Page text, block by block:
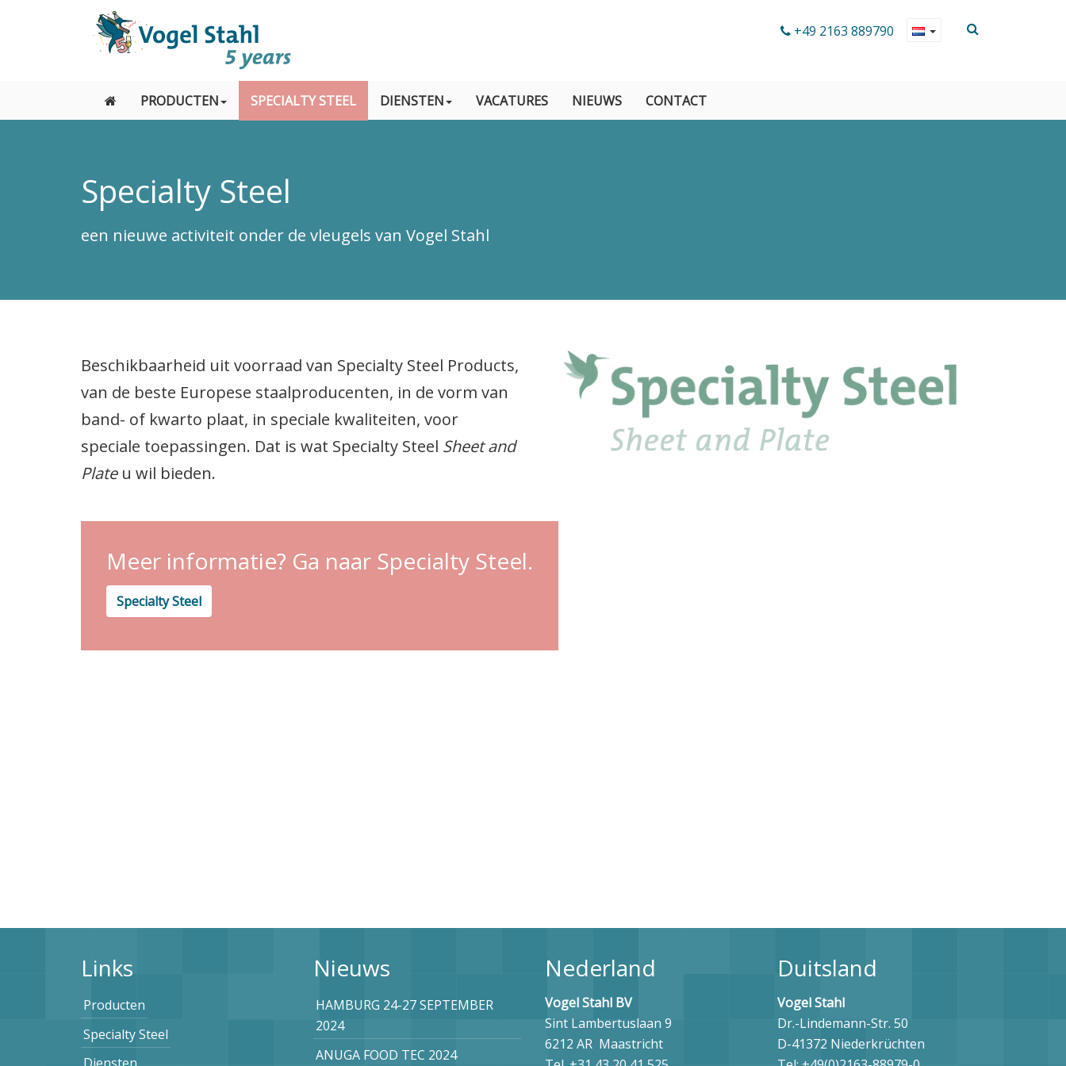
+49 2163 889790
PRODUCTEN SPECIALTY STEEL DIENSTEN VACATURES NIEUWS CONTACT
Specialty Steel
een nieuwe activiteit onder de vleugels van Vogel Stahl
Beschikbaarheid uit voorraad van Specialty Steel Products,
van de beste Europese staalproducenten, in de vorm van
band- of kwarto plaat, in speciale kwaliteiten, voor
speciale toepassingen. Dat is wat Specialty Steel Sheet and
Plateu wil bieden.
Meer informatie? Ga naar Specialty Steel.
Specialty Steel
Links
Producten
Specialty Steel
Nieuws
HAMBURG 24-27 SEPTEMBER
2024
ANUGA FOOD TEC 2024
Nederland
Vogel Stahl BV
Sint Lambertuslaan 9
6212 AR Maastricht
Duitsland
Vogel Stahl
Dr.-Lindemann-Str. 50
D-41372 Niederkrüchten